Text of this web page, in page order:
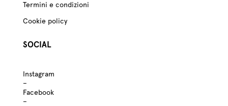
Termini e condizioni
Cookie policy
SOCIAL
Instagram
–
Facebook
–